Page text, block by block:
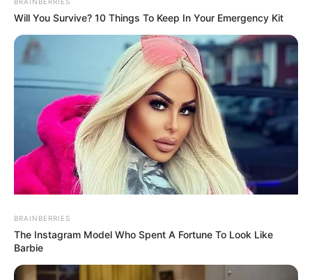
MEHR AUS DEM WEB
Welle reißt
Touristen ins
Meer!
Albtraum
mehrere
Meer!
Teneriffa:
von
Will You Survive? 10 Things To Keep In Your Emergency Kit
BRAINBERRIES
The Instagram Model Who Spent A Fortune To Look Like
Barbie